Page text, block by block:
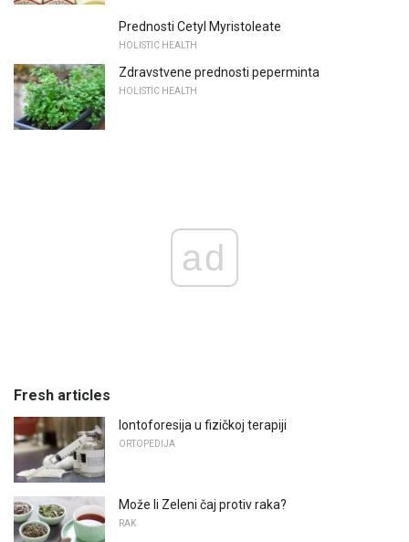
Prednosti Cetyl Myristoleate
HOLISTIC HEALTH
Zdravstvene prednosti peperminta
HOLISTIC HEALTH
ad
Fresh articles
Iontoforesija u fizičkoj terapiji
ORTOPEDIJA
Može li Zeleni čaj protiv raka?
RAK